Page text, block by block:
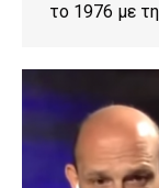
το 1976 με